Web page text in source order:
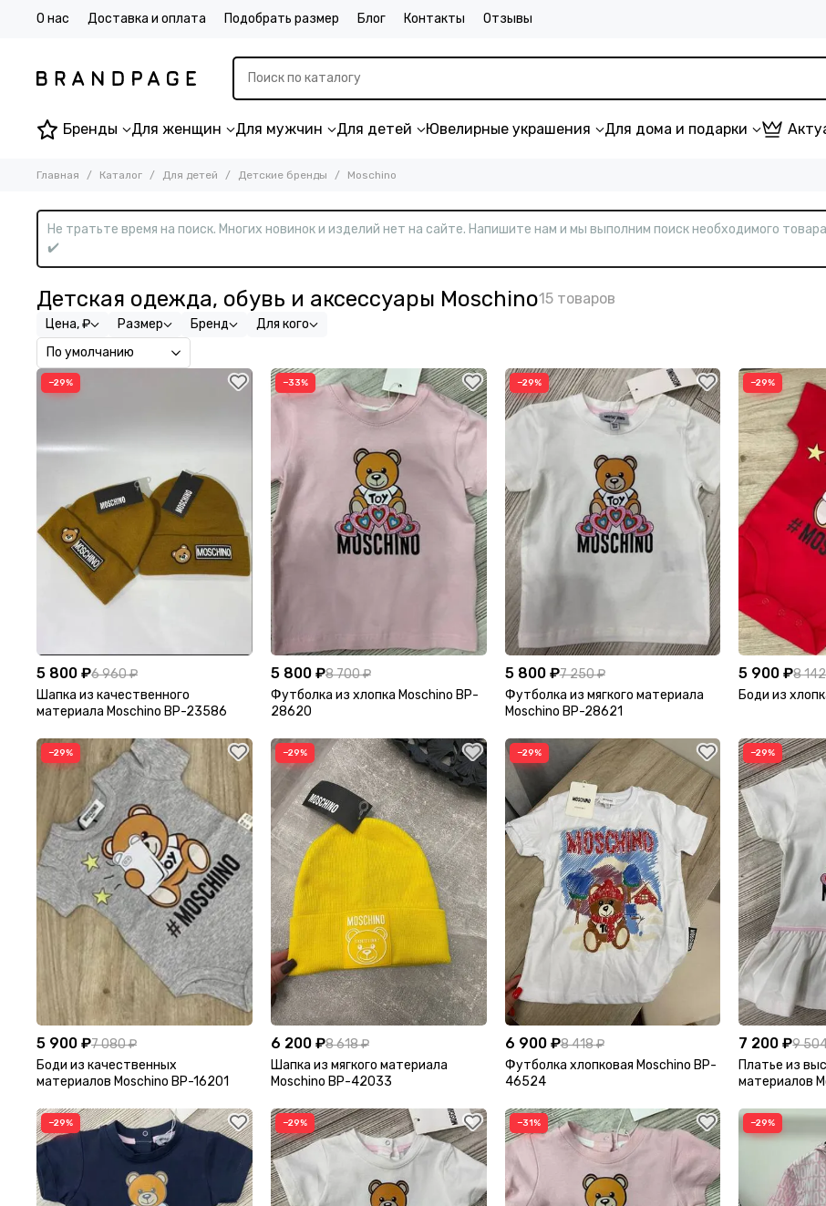
О нас Доставка и оплата Подобрать размер Блог Контакты Отзывы
Бренды Для женщин Для мужчин Для детей Ювелирные украшения Для дома и подарки
Главная Каталог Для детей Детские бренды Moschino
Не тратьте время на поиск. Многих новинок и изделий нет на сайте. Напишите нам и мы выполним поиск необходимого
✔️
Детская одежда, обувь и аксессуары Moschino
Цена, ₽ Размер Бренд Для кого
−29%
5 800 ₽6 960 ₽
Шапка из качественного
материала Moschino BP-23586
−33%
5 800 ₽8 700 ₽
Футболка из хлопка Moschino BP-
28620
−29%
5 800 ₽7 250 ₽
Футболка из мягкого материала
Moschino BP-28621
−29%
5 900 ₽8
Боди из
−29%
5 900 ₽7 080 ₽
Боди из качественных
материалов Moschino BP-16201
−29%
6 200 ₽8 618 ₽
Шапка из мягкого материала
Moschino BP-42033
−29%
6 900 ₽8 418 ₽
Футболка хлопковая Moschino BP-
46524
−29%
7 200 ₽9
Платье из
материалов
−29% −29% −31% −29%